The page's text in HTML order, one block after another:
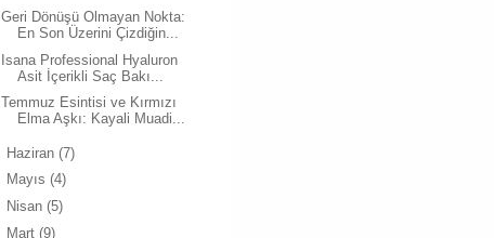
Geri Dönüşü Olmayan Nokta:
En Son Üzerini Çizdiğin...
Isana Professional Hyaluron
Asit İçerikli Saç Bakı...
Temmuz Esintisi ve Kırmızı
Elma Aşkı: Kayali Muadi...
Haziran (7)
Mayıs (4)
Nisan (5)
Mart (9)